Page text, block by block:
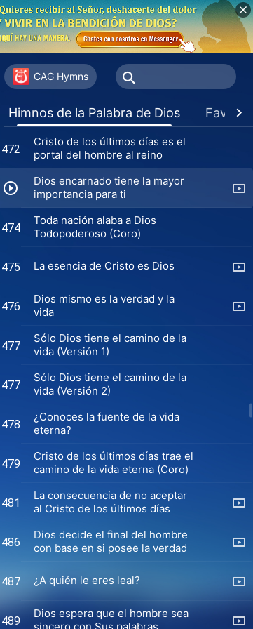
CAG Hymns
Himnos de la Palabra de Dios
470
Cómo acogerás el regreso de
Jesús
471
El verdadero significado de la fe
en Dios (Coro)
472
portal del hombre al reino (Coro)
472
Cristo de los últimos días es el
portal del hombre al reino
Dios encarnado tiene la mayor
importancia para ti
474
Toda nación alaba a Dios
Todopoderoso (Coro)
475 La esencia de Cristo es Dios
476
Dios mismo es la verdad y la
vida
477
Sólo Dios tiene el camino de la
vida (Versión 1)
477
Sólo Dios tiene el camino de la
vida (Versión 2)
478
¿Conoces la fuente de la vida
eterna?
479
Cristo de los últimos días trae el
camino de la vida eterna (Coro)
481
La consecuencia de no aceptar
al Cristo de los últimos días
486
Dios decide el final del hombre
con base en si posee la verdad
487 ¿A quién le eres leal?
489
Dios espera que el hombre sea